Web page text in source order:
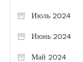
Июль 2024
Июнь 2024
Май 2024